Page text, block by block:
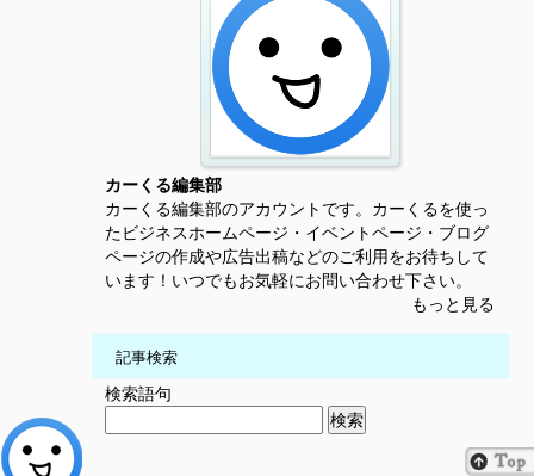
カーくる編集部
カーくる編集部のアカウントです。カーくるを使っ
たビジネスホームページ・イベントページ・ブログ
ページの作成や広告出稿などのご利用をお待ちして
います！いつでもお気軽にお問い合わせ下さい。
もっと見る
記事検索
検索語句